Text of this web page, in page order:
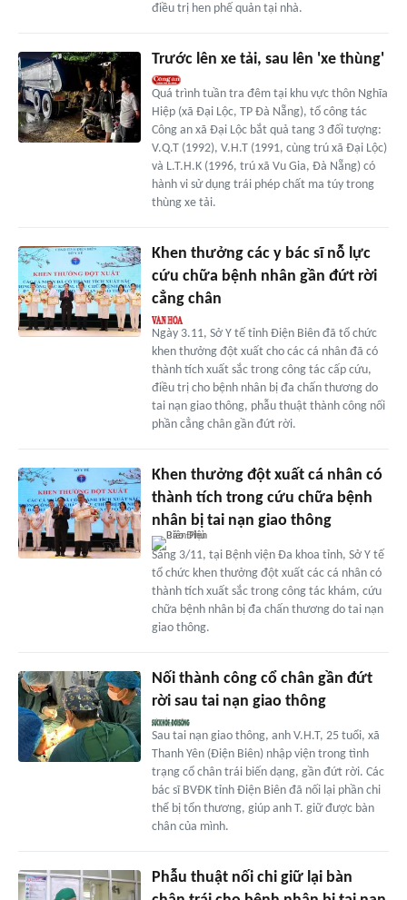
điều trị hen phế quản tại nhà.
Trước lên xe tải, sau lên 'xe thùng'
Quá trình tuần tra đêm tại khu vực thôn Nghĩa
Hiệp (xã Đại Lộc, TP Đà Nẵng), tổ công tác
Công an xã Đại Lộc bắt quả tang 3 đối tượng:
V.Q.T (1992), V.H.T (1991, cùng trú xã Đại Lộc)
và L.T.H.K (1996, trú xã Vu Gia, Đà Nẵng) có
hành vi sử dụng trái phép chất ma túy trong
thùng xe tải.
Khen thưởng các y bác sĩ nỗ lực
cứu chữa bệnh nhân gần đứt rời
cẳng chân
Ngày 3.11, Sở Y tế tỉnh Điện Biên đã tổ chức
khen thưởng đột xuất cho các cá nhân đã có
thành tích xuất sắc trong công tác cấp cứu,
điều trị cho bệnh nhân bị đa chấn thương do
tai nạn giao thông, phẫu thuật thành công nối
phần cẳng chân gần đứt rời.
Khen thưởng đột xuất cá nhân có
thành tích trong cứu chữa bệnh
nhân bị tai nạn giao thông
Sáng 3/11, tại Bệnh viện Đa khoa tỉnh, Sở Y tế
tổ chức khen thưởng đột xuất các cá nhân có
thành tích xuất sắc trong công tác khám, cứu
chữa bệnh nhân bị đa chấn thương do tai nạn
giao thông.
Nối thành công cổ chân gần đứt
rời sau tai nạn giao thông
Sau tai nạn giao thông, anh V.H.T, 25 tuổi, xã
Thanh Yên (Điện Biên) nhập viện trong tình
trạng cổ chân trái biến dạng, gần đứt rời. Các
bác sĩ BVĐK tỉnh Điện Biên đã nối lại phần chi
thể bị tổn thương, giúp anh T. giữ được bàn
chân của mình.
Phẫu thuật nối chi giữ lại bàn